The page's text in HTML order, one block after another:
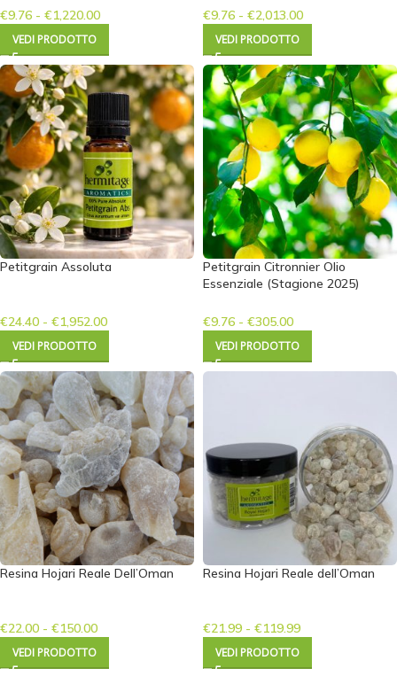
€9.76 - €1,220.00
VEDI PRODOTTO
€9.76 - €2,013.00
VEDI PRODOTTO
Petitgrain Assoluta
€24.40 - €1,952.00
VEDI PRODOTTO
Petitgrain Citronnier Olio
Essenziale (Stagione 2025)
€9.76 - €305.00
VEDI PRODOTTO
Resina Hojari Reale Dell’Oman
€22.00 - €150.00
VEDI PRODOTTO
Resina Hojari Reale dell’Oman
€21.99 - €119.99
VEDI PRODOTTO